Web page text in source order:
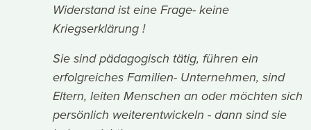
Widerstand ist eine Frage- keine
Kriegserklärung !
Sie sind pädagogisch tätig, führen ein
erfolgreiches Familien- Unternehmen, sind
Eltern, leiten Menschen an oder möchten sich
persönlich weiterentwickeln - dann sind sie